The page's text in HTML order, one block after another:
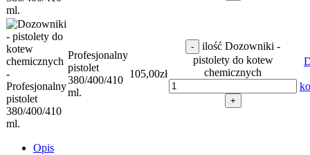
Profesjonalny
pistolet
380/400/410
ml.
105,00zł
-
ilość Dozowniki -
pistolety do kotew
chemicznych
+
Opis